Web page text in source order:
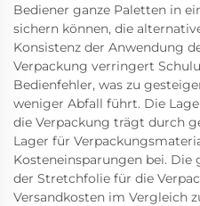
Bediener ganze Paletten in
sichern können, die
Konsistenz der Anwendung
Verpackung verringert
Bedienfehler, was zu
weniger Abfall führt. Die
die Verpackung trägt durch
Lager für
Kosteneinsparungen bei.
der Stretchfolie für die
Versandkosten im Vergleich